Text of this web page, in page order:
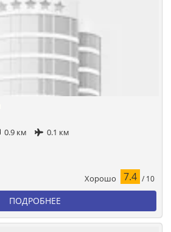
0.9 км
0.1 км
Хорошо 7.4 / 10
ПОДРОБНЕЕ